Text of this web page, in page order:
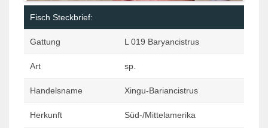
Fisch Steckbrief:
Gattung L 019 Baryancistrus
Art sp.
Handelsname Xingu-Bariancistrus
Herkunft Süd-/Mittelamerika